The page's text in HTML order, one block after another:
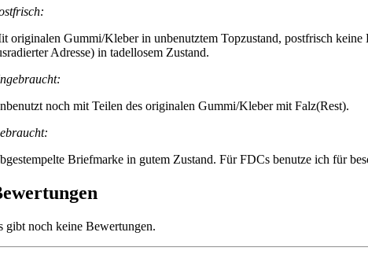
originalen Gummi/Kleber in unbenutztem Topzustand, postfrisch
Adresse) in tadellosem Zustand.
noch mit Teilen des originalen Gummi/Kleber mit Falz(Rest).
Briefmarke in gutem Zustand. Für FDCs benutze ich für
gibt noch keine Bewertungen.